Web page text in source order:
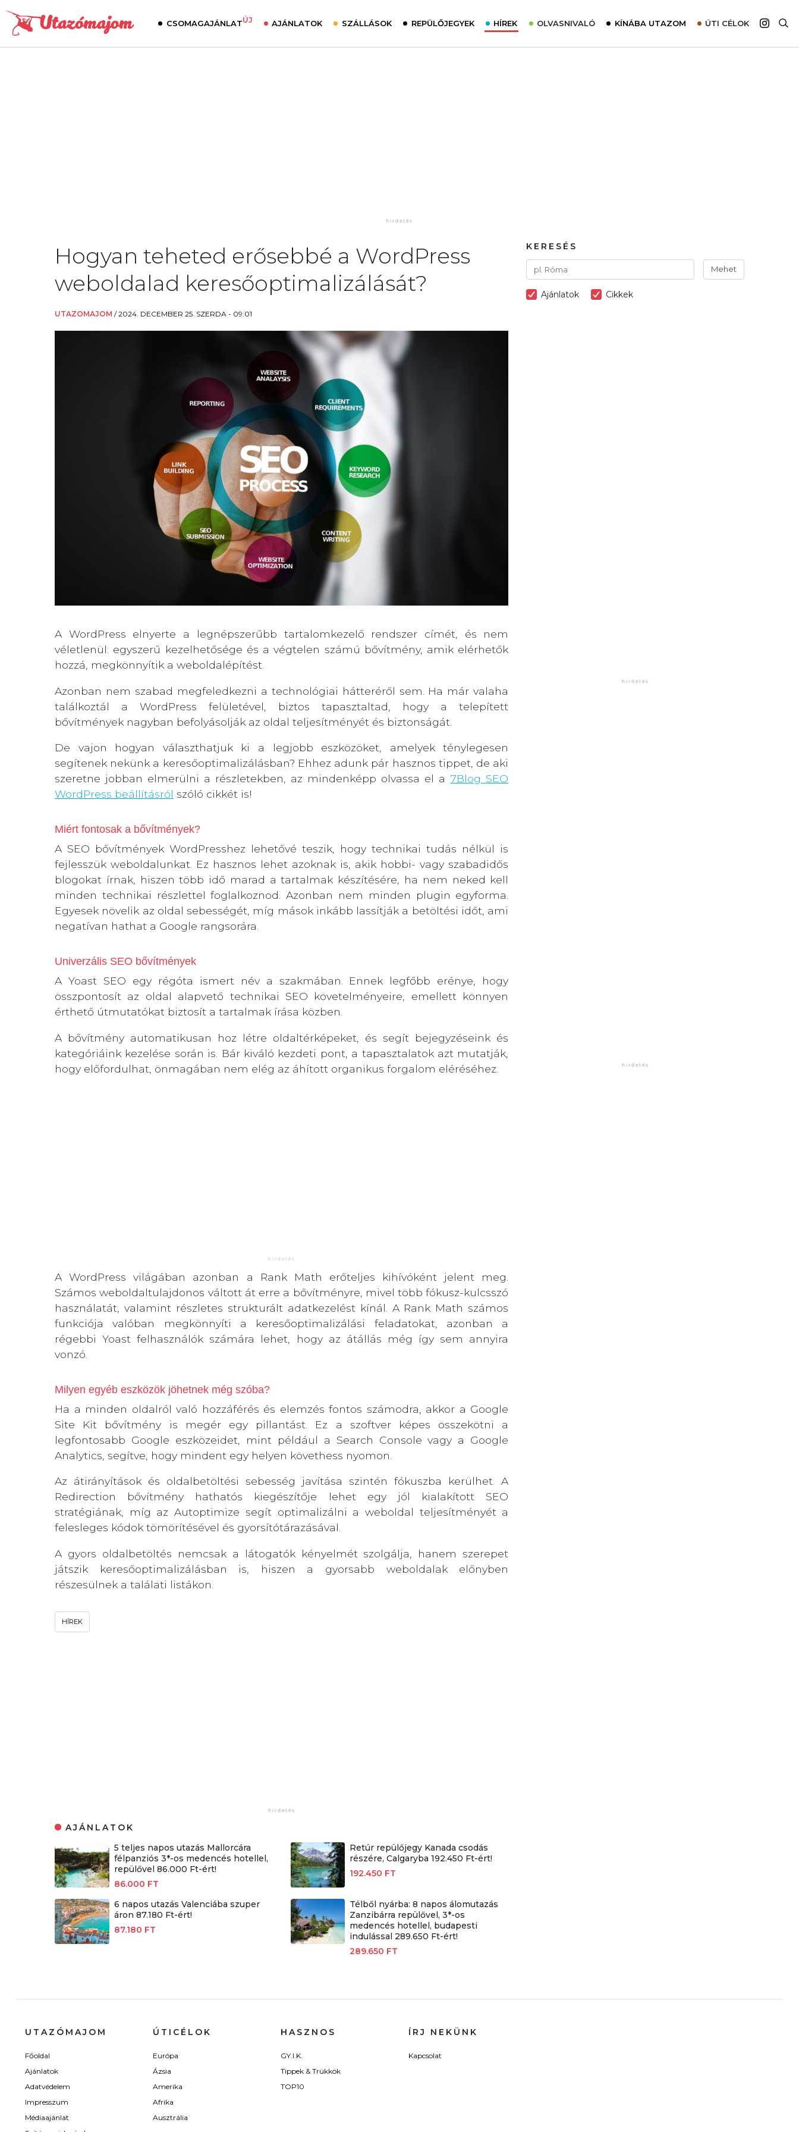
CSOMAGAJÁNLATÚJ AJÁNLATOK SZÁLLÁSOK REPÜLŐJEGYEK HÍREK OLVASNIVALÓ KÍNÁBA UTAZOM ÚTI CÉLOK
Hogyan teheted erősebbé a WordPress
weboldalad keresőoptimalizálását?
UTAZOMAJOM /2024. DECEMBER 25. SZERDA - 09:01
A WordPress elnyerte a legnépszerűbb tartalomkezelő rendszer címét, és nem
véletlenül: egyszerű kezelhetősége és a végtelen számú bővítmény, amik elérhetők
hozzá, megkönnyítik a weboldalépítést.
Azonban nem szabad megfeledkezni a technológiai hátteréről sem. Ha már valaha
találkoztál a WordPress felületével, biztos tapasztaltad, hogy a telepített
bővítmények nagyban befolyásolják az oldal teljesítményét és biztonságát.
De vajon hogyan választhatjuk ki a legjobb eszközöket, amelyek ténylegesen
segítenek nekünk a keresőoptimalizálásban? Ehhez adunk pár hasznos tippet, de aki
szeretne jobban elmerülni a részletekben, az mindenképp olvassa el a 7Blog SEO
WordPress beállításról szóló cikkét is!
Miért fontosak a bővítmények?
A SEO bővítmények WordPresshez lehetővé teszik, hogy technikai tudás nélkül is
fejlesszük weboldalunkat. Ez hasznos lehet azoknak is, akik hobbi- vagy szabadidős
blogokat írnak, hiszen több idő marad a tartalmak készítésére, ha nem neked kell
minden technikai részlettel foglalkoznod. Azonban nem minden plugin egyforma.
Egyesek növelik az oldal sebességét, míg mások inkább lassítják a betöltési időt, ami
negatívan hathat a Google rangsorára.
Univerzális SEO bővítmények
A Yoast SEO egy régóta ismert név a szakmában. Ennek legfőbb erénye, hogy
összpontosít az oldal alapvető technikai SEO követelményeire, emellett könnyen
érthető útmutatókat biztosít a tartalmak írása közben.
A bővítmény automatikusan hoz létre oldaltérképeket, és segít bejegyzéseink és
kategóriáink kezelése során is. Bár kiváló kezdeti pont, a tapasztalatok azt mutatják,
hogy előfordulhat, önmagában nem elég az áhított organikus forgalom eléréséhez.
A WordPress világában azonban a Rank Math erőteljes kihívóként jelent meg.
Számos weboldaltulajdonos váltott át erre a bővítményre, mivel több fókusz-kulcsszó
használatát, valamint részletes strukturált adatkezelést kínál. A Rank Math számos
funkciója valóban megkönnyíti a keresőoptimalizálási feladatokat, azonban a
régebbi Yoast felhasználók számára lehet, hogy az átállás még így sem annyira
vonzó.
Milyen egyéb eszközök jöhetnek még szóba?
Ha a minden oldalról való hozzáférés és elemzés fontos számodra, akkor a Google
Site Kit bővítmény is megér egy pillantást. Ez a szoftver képes összekötni a
legfontosabb Google eszközeidet, mint például a Search Console vagy a Google
Analytics, segítve, hogy mindent egy helyen követhess nyomon.
Az átirányítások és oldalbetöltési sebesség javítása szintén fókuszba kerülhet. A
Redirection bővítmény hathatós kiegészítője lehet egy jól kialakított SEO
stratégiának, míg az Autoptimize segít optimalizálni a weboldal teljesítményét a
felesleges kódok tömörítésével és gyorsítótárazásával.
A gyors oldalbetöltés nemcsak a látogatók kényelmét szolgálja, hanem szerepet
játszik keresőoptimalizálásban is, hiszen a gyorsabb weboldalak előnyben
részesülnek a találati listákon.
HÍREK
AJÁNLATOK
5 teljes napos utazás Mallorcára
félpanziós 3*-os medencés hotellel,
repülővel 86.000 Ft-ért!
86.000 FT
Retúr repülőjegy Kanada csodás
részére, Calgaryba 192.450 Ft-ért!
192.450 FT
6 napos utazás Valenciába szuper
áron 87.180 Ft-ért!
87.180 FT
Télből nyárba: 8 napos álomutazás
Zanzibárra repülővel, 3*-os
medencés hotellel, budapesti
indulással 289.650 Ft-ért!
289.650 FT
KERESÉS
Mehet
Ajánlatok Cikkek
UTAZÓMAJOM
Főoldal
Ajánlatok
Adatvédelem
Impresszum
Médiaajánlat
ÚTICÉLOK
Európa
Ázsia
Amerika
Afrika
Ausztrália
HASZNOS
GY.I.K.
Tippek & Trükkök
TOP10
ÍRJ NEKÜNK
Kapcsolat